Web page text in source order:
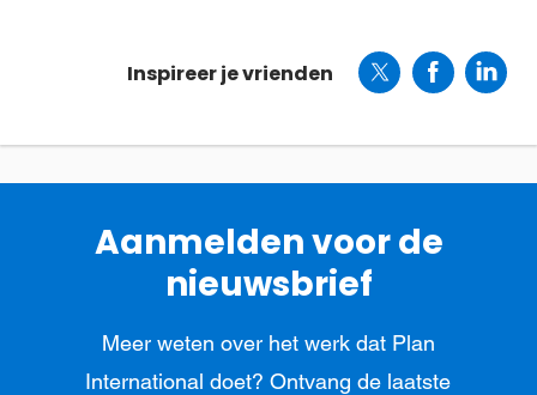
Inspireer je vrienden
Aanmelden voor de
nieuwsbrief
Meer weten over het werk dat Plan
International doet? Ontvang de laatste